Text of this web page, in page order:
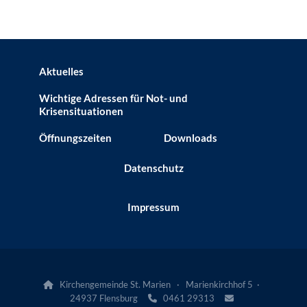
Aktuelles
Wichtige Adressen für Not- und
Krisensituationen
Öffnungszeiten Downloads
Datenschutz
Impressum

Kirchengemeinde St. Marien · Marienkirchhof 5 ·
24937 Flensburg
0461 29313 